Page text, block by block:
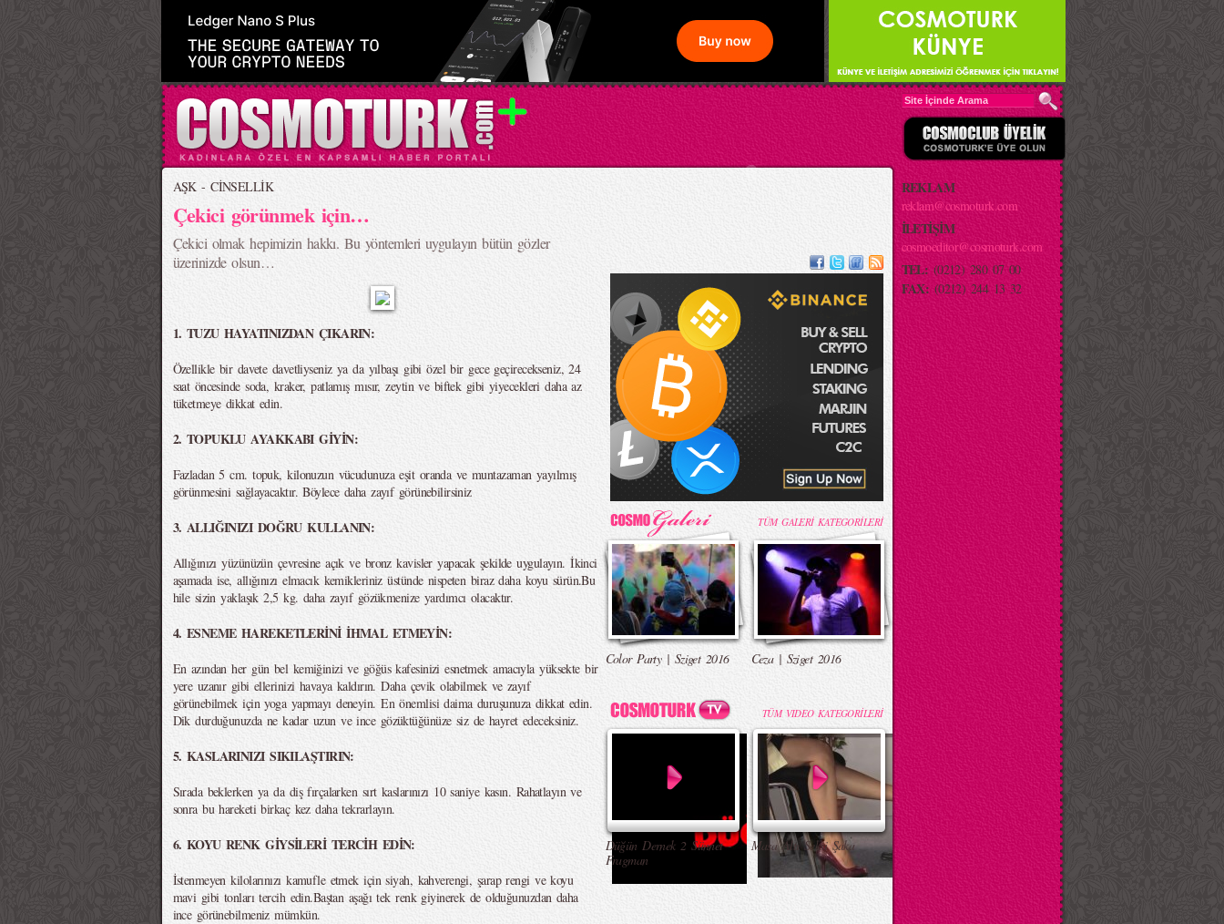
AŞK - CİNSELLİK
Çekici görünmek için…
Çekici olmak hepimizin hakkı. Bu yöntemleri uygulayın bütün gözler
üzerinizde olsun…
1. TUZU HAYATINIZDAN ÇIKARIN:
Özellikle bir davete davetliyseniz ya da yılbaşı gibi özel bir gece geçirecekseniz, 24
saat öncesinde soda, kraker, patlamış mısır, zeytin ve biftek gibi yiyecekleri daha az
tüketmeye dikkat edin.
2. TOPUKLU AYAKKABI GİYİN:
Fazladan 5 cm. topuk, kilonuzun vücudunuza eşit oranda ve muntazaman yayılmış
görünmesini sağlayacaktır. Böylece daha zayıf görünebilirsiniz
3. ALLIĞINIZI DOĞRU KULLANIN:
Allığınızı yüzünüzün çevresine açık ve bronz kavisler yapacak şekilde uygulayın. İkinci
aşamada ise, allığınızı elmacık kemikleriniz üstünde nispeten biraz daha koyu sürün.Bu
hile sizin yaklaşık 2,5 kg. daha zayıf gözükmenize yardımcı olacaktır.
4. ESNEME HAREKETLERİNİ İHMAL ETMEYİN:
En azından her gün bel kemiğinizi ve göğüs kafesinizi esnetmek amacıyla yüksekte bir
yere uzanır gibi ellerinizi havaya kaldırın. Daha çevik olabilmek ve zayıf
görünebilmek için yoga yapmayı deneyin. En önemlisi daima duruşunuza dikkat edin.
Dik durduğunuzda ne kadar uzun ve ince gözüktüğünüze siz de hayret edeceksiniz.
5. KASLARINIZI SIKILAŞTIRIN:
Sırada beklerken ya da diş fırçalarken sırt kaslarınızı 10 saniye kasın. Rahatlayın ve
sonra bu hareketi birkaç kez daha tekrarlayın.
6. KOYU RENK GİYSİLERİ TERCİH EDİN:
İstenmeyen kilolarınızı kamufle etmek için siyah, kahverengi, şarap rengi ve koyu
mavi gibi tonları tercih edin.Baştan aşağı tek renk giyinerek de olduğunuzdan daha
ince görünebilmeniz mümkün.
TÜM GALERİ KATEGORİLERİ
Color Party | Sziget 2016 Ceza | Sziget 2016
TÜM VIDEO KATEGORİLERİ
Düğün Dernek 2 Sünnet -
Fragman
Masa Altı Seksi Şaka
REKLAM
reklam@cosmoturk.com
İLETİŞİM
cosmoeditor@cosmoturk.com
TEL: (0212) 280 07 00
FAX: (0212) 244 13 32